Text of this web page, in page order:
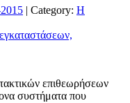
| Category: Η
επιθεωρήσεων
συστήματα που